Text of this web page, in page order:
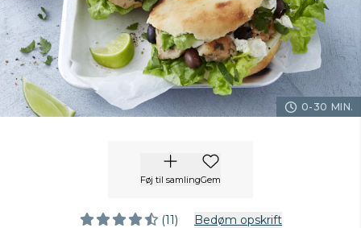
0-30 MIN.
Føj til samlingGem
(11) Bedøm opskrift